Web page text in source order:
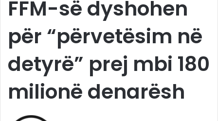
FFM-së dyshohen
për “përvetësim në
detyrë” prej mbi 180
milionë denarësh